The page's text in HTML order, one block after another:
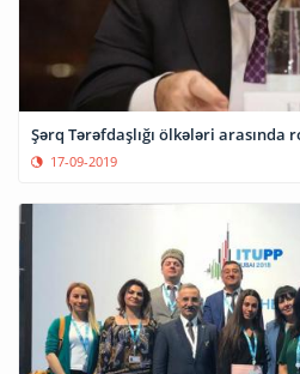
Şərq Tərəfdaşlığı ölkələri
17-09-2019